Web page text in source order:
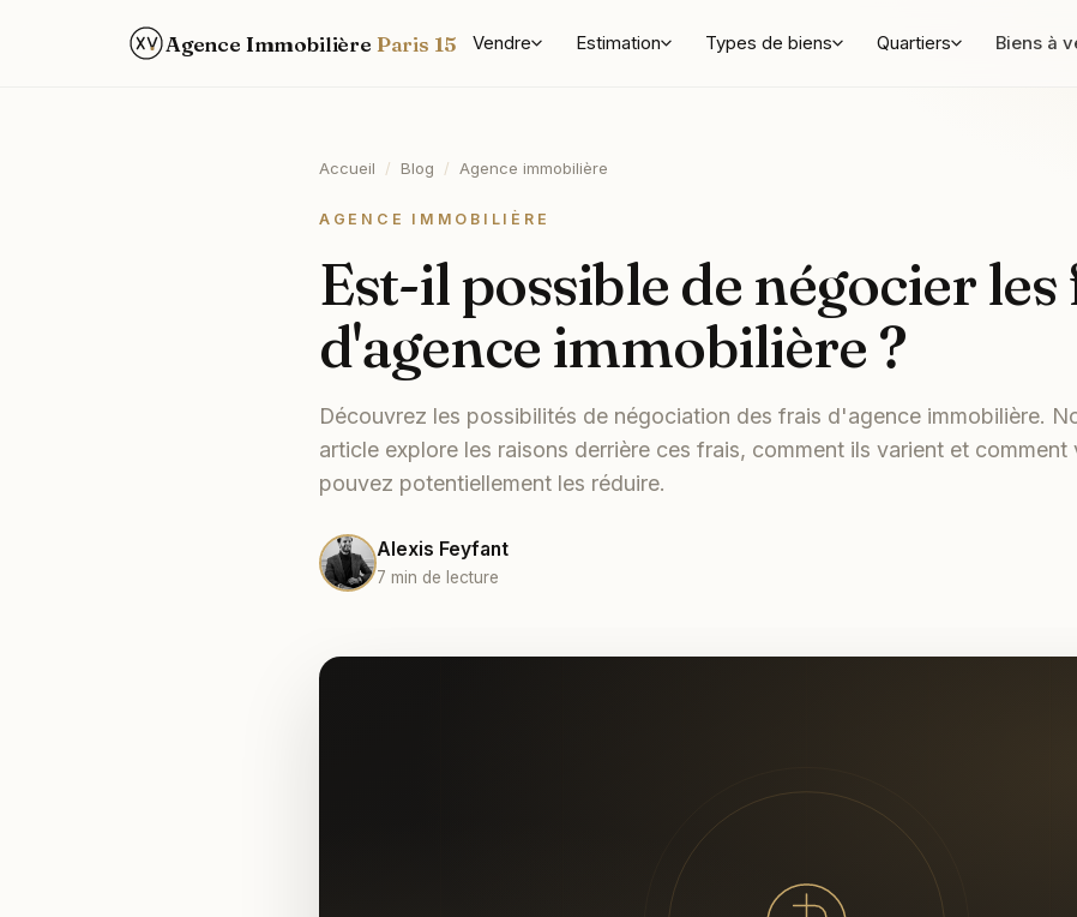
Agence Immobilière Paris 15 Vendre Estimation Types de biens Quartiers Biens à
Accueil / Blog / Agence immobilière
AGENCE IMMOBILIÈRE
Est-il possible de négocier
d'agence immobilière ?
Découvrez les possibilités de négociation des frais d'agence immobilière.
article explore les raisons derrière ces frais, comment ils varient et comment
pouvez potentiellement les réduire.
Alexis Feyfant
7 min de lecture